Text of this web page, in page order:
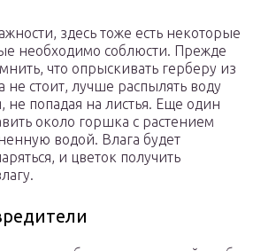
здесь тоже есть некоторые
необходимо соблюсти. Прежде
что опрыскивать герберу из
не стоит, лучше распылять воду
не попадая на листья. Еще один
около горшка с растением
водой. Влага будет
и цветок получить